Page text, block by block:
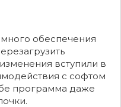
обеспечения
вступили в
с софтом
программа даже